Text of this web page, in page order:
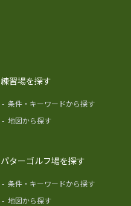
練習場を探す
- 条件・キーワードから探す
- 地図から探す
パターゴルフ場を探す
- 条件・キーワードから探す
- 地図から探す